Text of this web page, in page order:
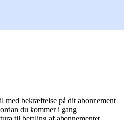
med bekræftelse på dit abonnement
du kommer i gang
til betaling af abonnementet